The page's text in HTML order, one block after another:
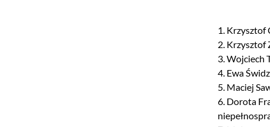
1. Krzysztof
2. Krzysztof
3. Wojciech
4. Ewa
5. Maciej
6. Dorota